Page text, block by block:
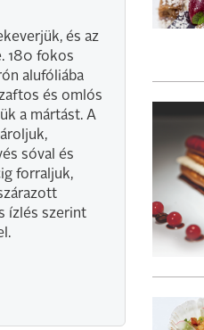
és az
180 fokos
alufóliába
és omlós
a mártást. A
sóval és
forraljuk,
ízlés szerint